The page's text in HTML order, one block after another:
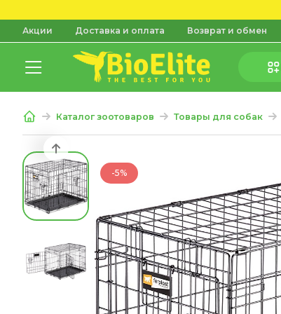
Акции Доставка и оплата Возврат и обмен
Каталог зоотоваров Товары для собак
-5%